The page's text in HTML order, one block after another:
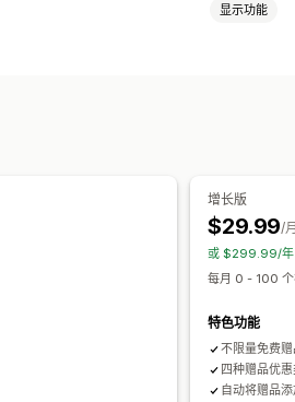
显示功能
增长版
$29.99/
或 $299.99/年
每月 0 - 100
特色功能
不限量免费
四种赠品优
自动将赠品